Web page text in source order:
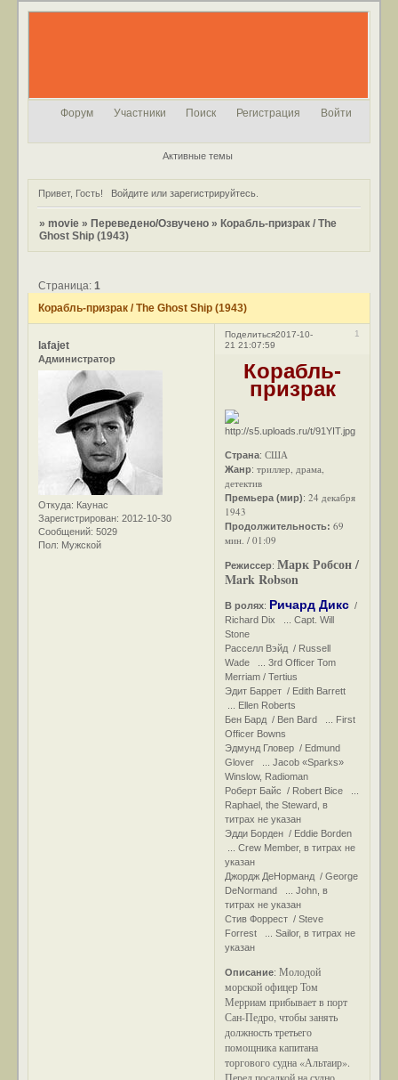
Форум Участники Поиск Регистрация Войти
Активные темы
Привет, Гость! Войдитеили зарегистрируйтесь.
»movie » Переведено/Озвучено » Корабль-призрак / The
Ghost Ship (1943)
Корабль-призрак / The Ghost Ship (1943)
Страница:1
Поделиться 1
2017-10-
21 21:07:59
lafajet
Администратор
Откуда: Каунас
Зарегистрирован: 2012-10-30
Сообщений: 5029
Пол: Мужской
Корабль-
призрак
Страна:США
Жанр:триллер, драма,
детектив
Премьера (мир):24 декабря
1943
Продолжительность:69
мин. / 01:09
Режиссер: Марк Робсон /
Mark Robson
В ролях: Ричард Дикс /
Richard Dix ... Capt. Will
Stone
Расселл Вэйд / Russell
Wade ... 3rd Officer Tom
Merriam / Tertius
Эдит Баррет / Edith Barrett
... Ellen Roberts
Бен Бард / Ben Bard ... First
Officer Bowns
Эдмунд Гловер / Edmund
Glover ... Jacob «Sparks»
Winslow, Radioman
Роберт Байс / Robert Bice ...
Raphael, the Steward, в
титрах не указан
Эдди Борден / Eddie Borden
... Crew Member, в титрах не
указан
Джордж ДеНорманд / George
DeNormand ... John, в
титрах не указан
Стив Форрест / Steve
Forrest ... Sailor, в титрах не
указан
Описание:Молодой
морской офицер Том
Мерриам прибывает в порт
Сан-Педро, чтобы занять
должность третьего
помощника капитана
торгового судна «Альтаир».
Перед посадкой на судно